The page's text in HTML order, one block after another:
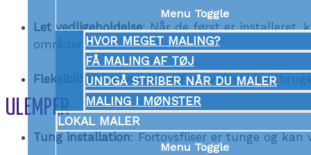
Menu Toggle
HVOR MEGET MALING?
FÅ MALING AF TØJ
UNDGÅ STRIBER NÅR DU MALER
MALING I MØNSTER
LOKAL MALER
Menu Toggle
Let vedligeholdelse: Når de først er installeret,
områder.
Fleksibilitet i anvendelse: Fortovsfliser kan
ULEMPER
Tung installation: Fortovsfliser er tunge og